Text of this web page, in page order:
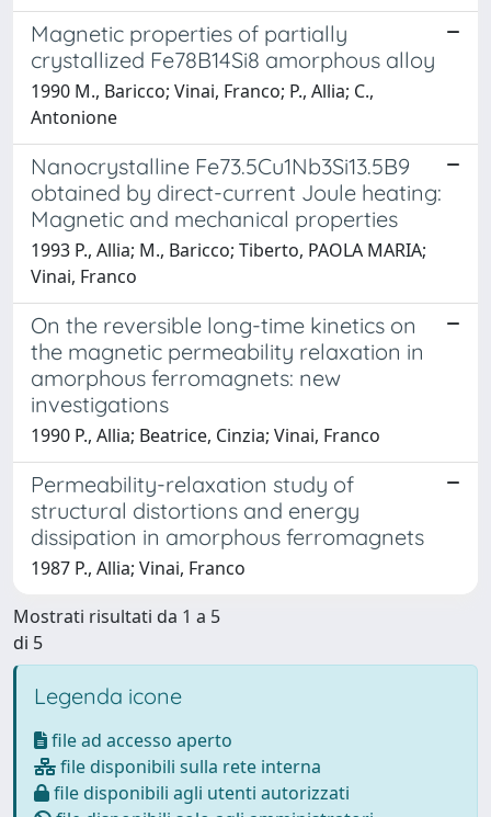
Magnetic properties of partially
crystallized Fe78B14Si8 amorphous alloy
1990 M., Baricco; Vinai, Franco; P., Allia; C.,
Antonione
Nanocrystalline Fe73.5Cu1Nb3Si13.5B9
obtained by direct-current Joule heating:
Magnetic and mechanical properties
1993 P., Allia; M., Baricco; Tiberto, PAOLA MARIA;
Vinai, Franco
On the reversible long-time kinetics on
the magnetic permeability relaxation in
amorphous ferromagnets: new
investigations
1990 P., Allia; Beatrice, Cinzia; Vinai, Franco
Permeability-relaxation study of
structural distortions and energy
dissipation in amorphous ferromagnets
1987 P., Allia; Vinai, Franco
Mostrati risultati da 1 a 5
di 5
Legenda icone
file ad accesso aperto
file disponibili sulla rete interna
file disponibili agli utenti autorizzati